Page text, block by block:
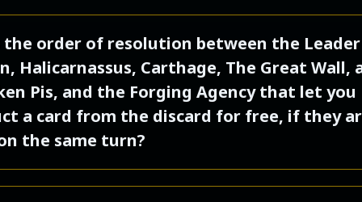
III.
il primo stadio della Meraviglia con il tuo
I.
solo a partire dal tuo prossimo turno.
the order of resolution between the Leader
Halicarnassus, Carthage, The Great Wall,
Pis, and the Forging Agency that let you
a card from the discard for free, if they
the same turn?